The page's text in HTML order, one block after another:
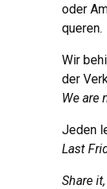
oder
queren.
Wir
der
We are
Jeden
Last
Share